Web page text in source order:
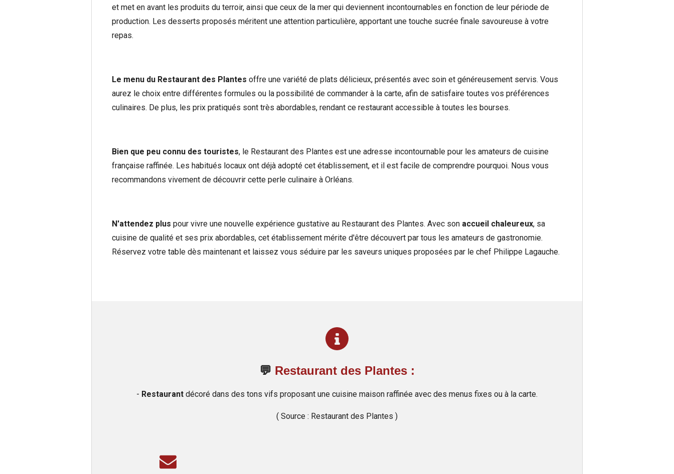
et met en avant les produits du terroir, ainsi que ceux de la mer qui deviennent incontournables en fonction de leur période de
production. Les desserts proposés méritent une attention particulière, apportant une touche sucrée finale savoureuse à votre
repas.
Le menu du Restaurant des Plantes offre une variété de plats délicieux, présentés avec soin et généreusement servis. Vous
aurez le choix entre différentes formules ou la possibilité de commander à la carte, afin de satisfaire toutes vos préférences
culinaires. De plus, les prix pratiqués sont très abordables, rendant ce restaurant accessible à toutes les bourses.
Bien que peu connu des touristes, le Restaurant des Plantes est une adresse incontournable pour les amateurs de cuisine
française raffinée. Les habitués locaux ont déjà adopté cet établissement, et il est facile de comprendre pourquoi. Nous vous
recommandons vivement de découvrir cette perle culinaire à Orléans.
N'attendez plus pour vivre une nouvelle expérience gustative au Restaurant des Plantes. Avec son accueil chaleureux, sa
cuisine de qualité et ses prix abordables, cet établissement mérite d'être découvert par tous les amateurs de gastronomie.
Réservez votre table dès maintenant et laissez vous séduire par les saveurs uniques proposées par le chef Philippe Lagauche.
💬 Restaurant des Plantes :
- Restaurant décoré dans des tons vifs proposant une cuisine maison raffinée avec des menus fixes ou à la carte.
( Source : Restaurant des Plantes )